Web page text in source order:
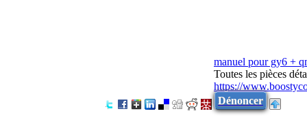
manuel pour gy6 +
Toutes les pièces
https://
Dénoncer